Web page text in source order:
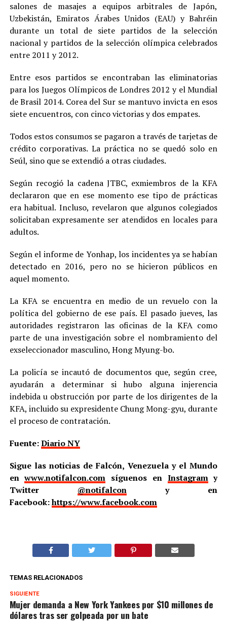
salones de masajes a equipos arbitrales de Japón,
Uzbekistán, Emiratos Árabes Unidos (EAU) y Bahréin
durante un total de siete partidos de la selección
nacional y partidos de la selección olímpica celebrados
entre 2011 y 2012.
Entre esos partidos se encontraban las eliminatorias
para los Juegos Olímpicos de Londres 2012 y el Mundial
de Brasil 2014. Corea del Sur se mantuvo invicta en esos
siete encuentros, con cinco victorias y dos empates.
Todos estos consumos se pagaron a través de tarjetas de
crédito corporativas. La práctica no se quedó solo en
Seúl, sino que se extendió a otras ciudades.
Según recogió la cadena JTBC, exmiembros de la KFA
declararon que en ese momento ese tipo de prácticas
era habitual. Incluso, revelaron que algunos colegiados
solicitaban expresamente ser atendidos en locales para
adultos.
Según el informe de Yonhap, los incidentes ya se habían
detectado en 2016, pero no se hicieron públicos en
aquel momento.
La KFA se encuentra en medio de un revuelo con la
política del gobierno de ese país. El pasado jueves, las
autoridades registraron las oficinas de la KFA como
parte de una investigación sobre el nombramiento del
exseleccionador masculino, Hong Myung-bo.
La policía se incautó de documentos que, según cree,
ayudarán a determinar si hubo alguna injerencia
indebida u obstrucción por parte de los dirigentes de la
KFA, incluido su expresidente Chung Mong-gyu, durante
el proceso de contratación.
Fuente:Diario NY
Sigue las noticias de Falcón, Venezuela y el Mundo
enwww.notifalcon.com síguenos en Instagramy
Twitter @notifalcony en
Facebook:https://www.facebook.com
TEMAS RELACIONADOS
SIGUIENTE
Mujer demanda a New York Yankees por $10 millones de
dólares tras ser golpeada por un bate